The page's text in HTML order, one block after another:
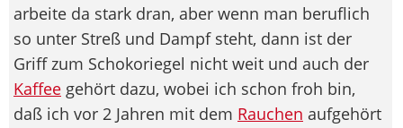
arbeite da stark dran, aber wenn man beruflich
so unter Streß und Dampf steht, dann ist der
Griff zum Schokoriegel nicht weit und auch der
Kaffee gehört dazu, wobei ich schon froh bin,
daß ich vor 2 Jahren mit dem Rauchen aufgehört